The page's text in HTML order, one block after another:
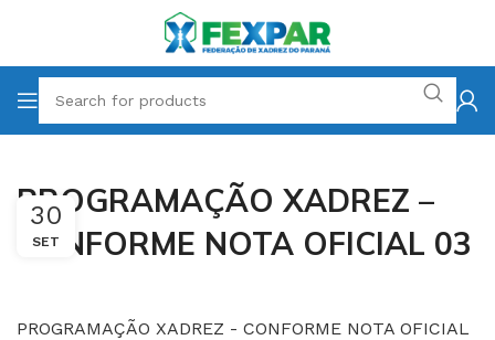
PROGRAMAÇÃO XADREZ –
CONFORME NOTA OFICIAL 03
30
SET
PROGRAMAÇÃO XADREZ - CONFORME NOTA OFICIAL